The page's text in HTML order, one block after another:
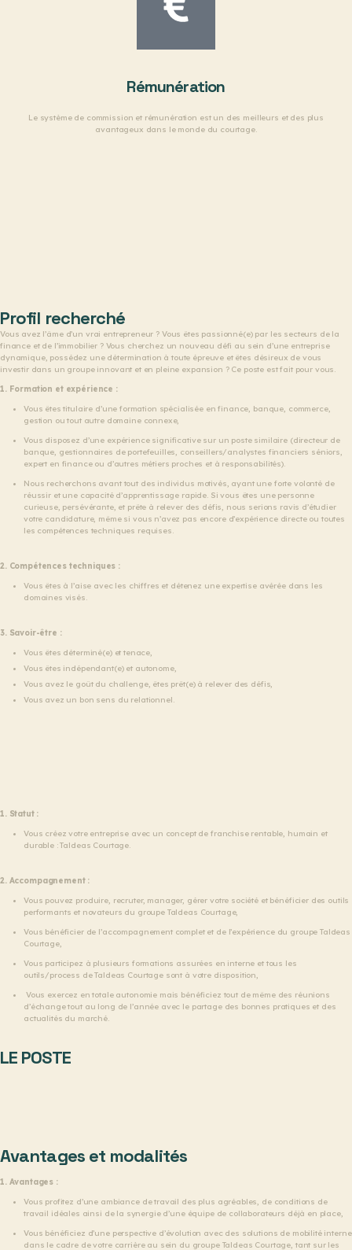
Rémunération
Le système de commission et rémunération est un des meilleurs et des plus
avantageux dans le monde du courtage.
Profil recherché
Vous avez l’âme d’un vrai entrepreneur ? Vous êtes passionné(e) par les secteurs de la
finance et de l’immobilier ? Vous cherchez un nouveau défi au sein d’une entreprise
dynamique, possédez une détermination à toute épreuve et êtes désireux de vous
investir dans un groupe innovant et en pleine expansion ? Ce poste est fait pour vous.
1. Formation et expérience :
Vous êtes titulaire d’une formation spécialisée en finance, banque, commerce,
gestion ou tout autre domaine connexe,
Vous disposez d’une expérience significative sur un poste similaire (directeur de
banque, gestionnaires de portefeuilles, conseillers/analystes financiers séniors,
expert en finance ou d’autres métiers proches et à responsabilités).
Nous recherchons avant tout des individus motivés, ayant une forte volonté de
réussir et une capacité d’apprentissage rapide. Si vous êtes une personne
curieuse, persévérante, et prête à relever des défis, nous serions ravis d’étudier
votre candidature, même si vous n’avez pas encore d’expérience directe ou toutes
les compétences techniques requises.
2. Compétences techniques :
Vous êtes à l’aise avec les chiffres et détenez une expertise avérée dans les
domaines visés.
3. Savoir-être :
Vous êtes déterminé(e) et tenace,
Vous êtes indépendant(e) et autonome,
Vous avez le goût du challenge, êtes prêt(e) à relever des défis,
Vous avez un bon sens du relationnel.
1. Statut :
Vous créez votre entreprise avec un concept de franchise rentable, humain et
durable : Taldeas Courtage.
2. Accompagnement :
Vous pouvez produire, recruter, manager, gérer votre société et bénéficier des outils
performants et novateurs du groupe Taldeas Courtage,
Vous bénéficier de l’accompagnement complet et de l’expérience du groupe Taldeas
Courtage,
Vous participez à plusieurs formations assurées en interne et tous les
outils/process de Taldeas Courtage sont à votre disposition,
Vous exercez en totale autonomie mais bénéficiez tout de même des réunions
d’échange tout au long de l’année avec le partage des bonnes pratiques et des
actualités du marché.
LE POSTE
Avantages et modalités
1. Avantages :
Vous profitez d’une ambiance de travail des plus agréables, de conditions de
travail idéales ainsi de la synergie d’une équipe de collaborateurs déjà en place,
Vous bénéficiez d’une perspective d’évolution avec des solutions de mobilité interne
dans le cadre de votre carrière au sein du groupe Taldeas Courtage, tant sur les